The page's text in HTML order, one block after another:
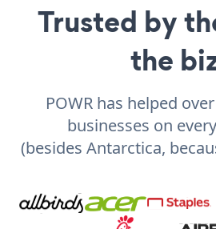
Trusted by
the
POWR has helped
businesses on
(besides Antarctica,